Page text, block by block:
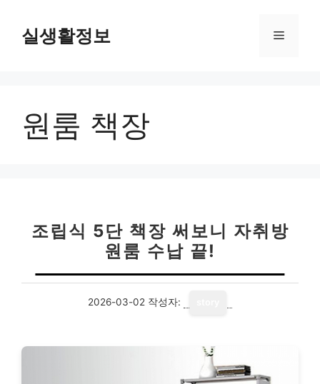
실생활정보 메
원룸 책장
조립식 5단 책장 써보니 자취방
원룸 수납 끝!
2026-03-02 작성자: